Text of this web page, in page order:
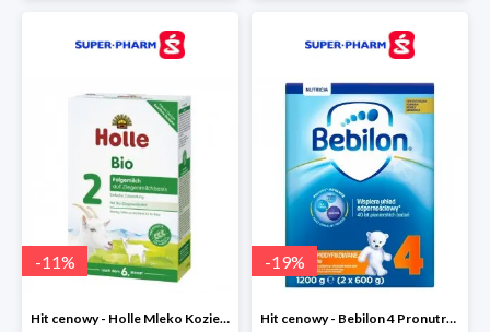
-11%
Hit cenowy - Holle Mleko Kozie 2 Bio
-19%
Hit cenowy - Bebilon 4 Pronutra-Advance